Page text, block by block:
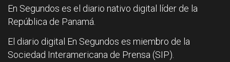
En Segundos es el diario nativo digital líder de la
República de Panamá.
El diario digital En Segundos es miembro de la
Sociedad Interamericana de Prensa (SIP).